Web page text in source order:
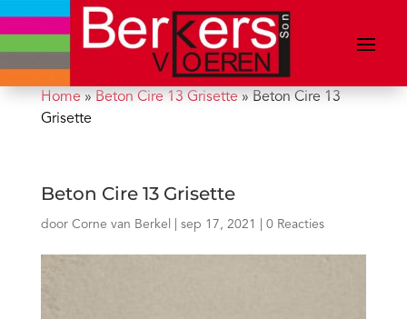
Home» Beton Cire 13 Grisette» Beton Cire 13
Grisette
Beton Cire 13 Grisette
door Corne van Berkel sep 17, 2021 0 Reacties